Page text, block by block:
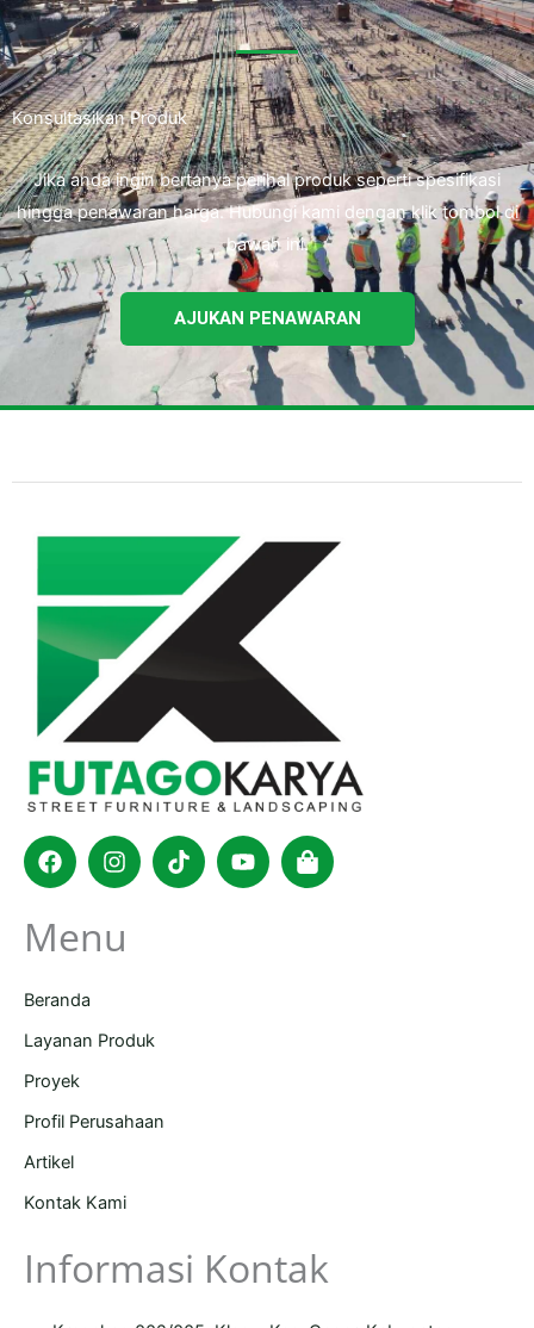
Konsultasikan Produk
Jika anda ingin bertanya perihal produk seperti spesifikasi
hingga penawaran harga. Hubungi kami dengan klik tombol di
bawah ini.
AJUKAN PENAWARAN
FacebookInstagram
TiktokYoutubeShopping-
bag
Menu
Beranda
Layanan Produk
Proyek
Profil Perusahaan
Artikel
Kontak Kami
Informasi Kontak